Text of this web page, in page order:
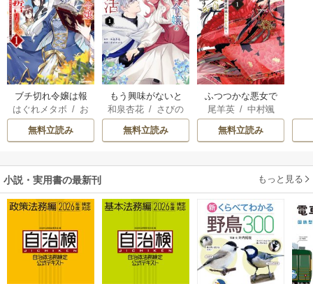
ブチ切れ令嬢は報
復を誓いました。
はぐれメタボ / お
おのいも /
無料立読み
もう興味がないと
離婚された令嬢の
意外と楽しい新生
活
和泉杏花 / さびの
ぶち
無料立読み
ふつつかな悪女で
はございますが ～
雛宮蝶鼠とりかえ
伝～
尾羊英/ 中村颯
希
/ ゆき哉
無料立読み
小説・実用書の最新刊 もっと見る